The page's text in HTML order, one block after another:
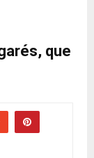
que